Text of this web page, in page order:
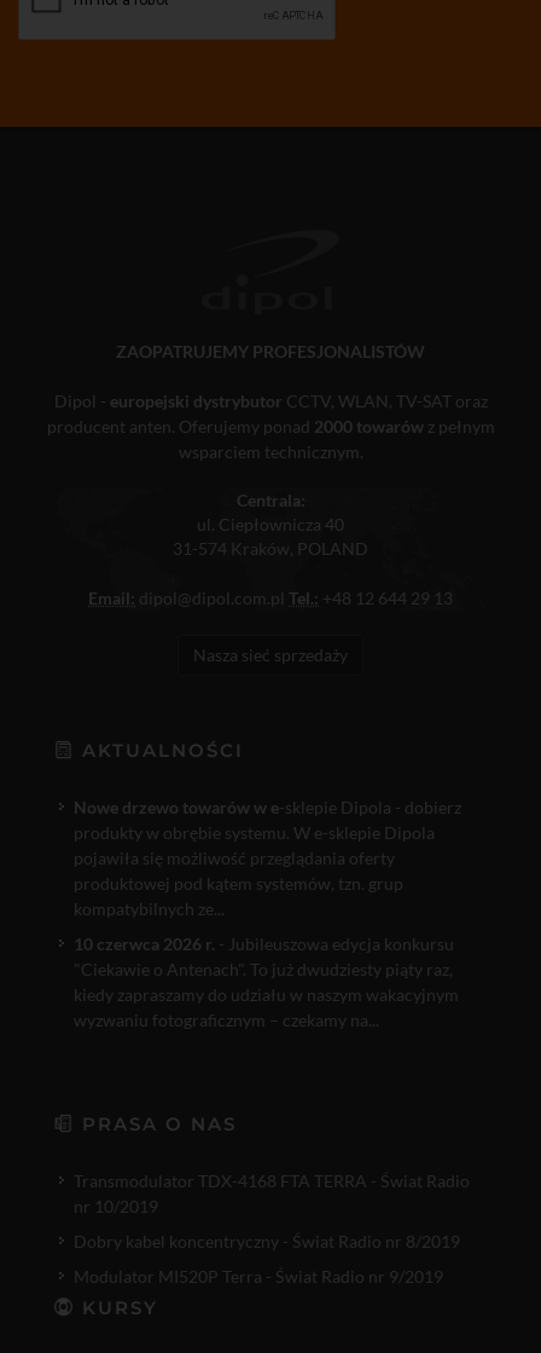
ZAOPATRUJEMY PROFESJONALISTÓW
Dipol - europejski dystrybutor CCTV, WLAN, TV-SAT oraz
producent anten. Oferujemy ponad 2000 towarówz pełnym
wsparciem technicznym.
Centrala:
ul. Ciepłownicza 40
31-574 Kraków, POLAND
Email: dipol@dipol.com.pl Tel.: +48 12 644 29 13
Nasza sieć sprzedaży
AKTUALNOŚCI
Nowe drzewo towarów w e-sklepie Dipola - dobierz
produkty w obrębie systemu. W e-sklepie Dipola
pojawiła się możliwość przeglądania oferty
produktowej pod kątem systemów, tzn. grup
kompatybilnych ze...
10 czerwca 2026 r. - Jubileuszowa edycja konkursu
"Ciekawie o Antenach". To już dwudziesty piąty raz,
kiedy zapraszamy do udziału w naszym wakacyjnym
wyzwaniu fotograficznym – czekamy na...
PRASA O NAS
Transmodulator TDX-4168 FTA TERRA - Świat Radio
nr 10/2019
Dobry kabel koncentryczny - Świat Radio nr 8/2019
Modulator MI520P Terra - Świat Radio nr 9/2019
KURSY